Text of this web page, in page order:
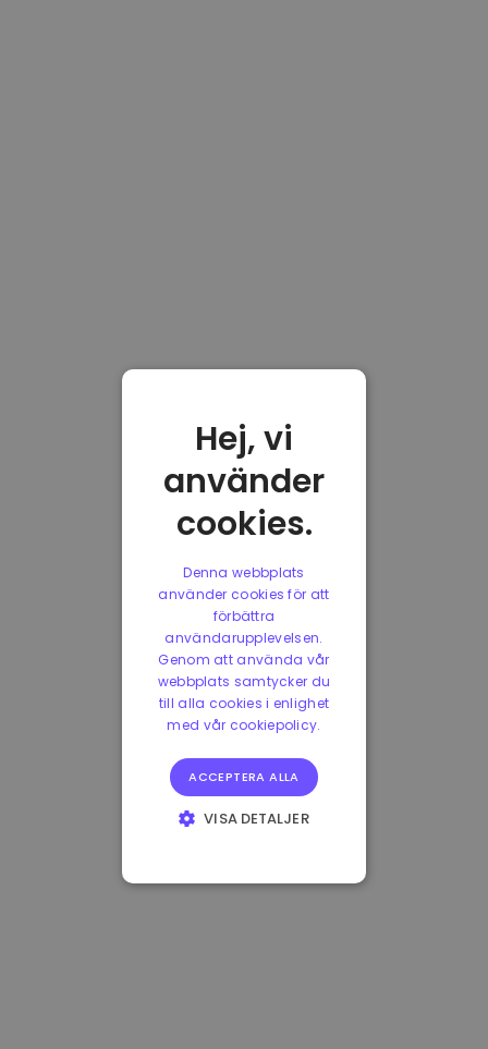
Hej, vi
använder
cookies.
Denna webbplats
använder cookies för att
förbättra
användarupplevelsen.
Genom att använda vår
webbplats samtycker du
till alla cookies i enlighet
med vår cookiepolicy.
ACCEPTERA ALLA
VISA DETALJER